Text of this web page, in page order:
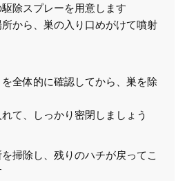
駆除スプレーを用意します
所から、巣の入り口めがけて噴射
を全体的に確認してから、巣を除
て、しっかり密閉しましょう
掃除し、残りのハチが戻ってこ